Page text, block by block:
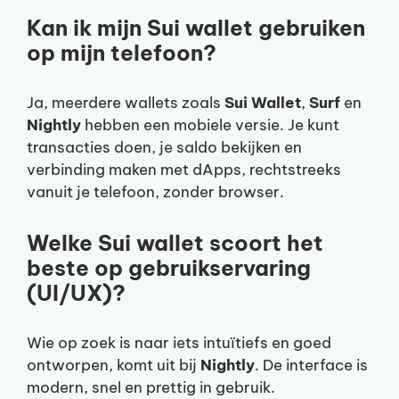
Kan ik mijn Sui wallet gebruiken
op mijn telefoon?
Ja, meerdere wallets zoals Sui Wallet, Surf en
Nightly hebben een mobiele versie. Je kunt
transacties doen, je saldo bekijken en
verbinding maken met dApps, rechtstreeks
vanuit je telefoon, zonder browser.
Welke Sui wallet scoort het
beste op gebruikservaring
(UI/UX)?
Wie op zoek is naar iets intuïtiefs en goed
ontworpen, komt uit bij Nightly. De interface is
modern, snel en prettig in gebruik.